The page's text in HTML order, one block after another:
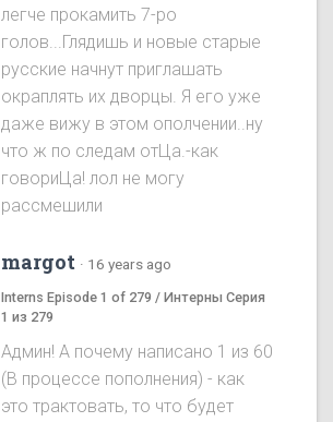
легче прокамить 7-ро
голов...Глядишь и новые старые
русские начнут приглашать
окраплять их дворцы. Я его уже
даже вижу в этом ополчении..ну
что ж по следам отЦа.-как
говориЦа! лол не могу
рассмешили
margot · 16 years ago
Interns Episode 1 of 279 / Интерны Серия
1 из 279
Админ! А почему написано 1 из 60
(В процессе пополнения) - как
это трактовать, то что будет